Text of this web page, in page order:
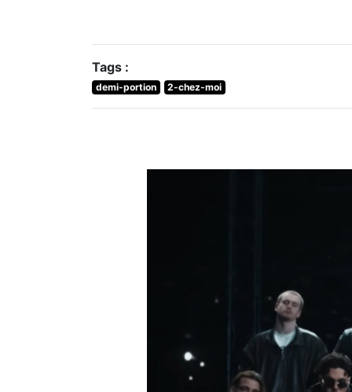
Tags :
demi-portion 2-chez-moi